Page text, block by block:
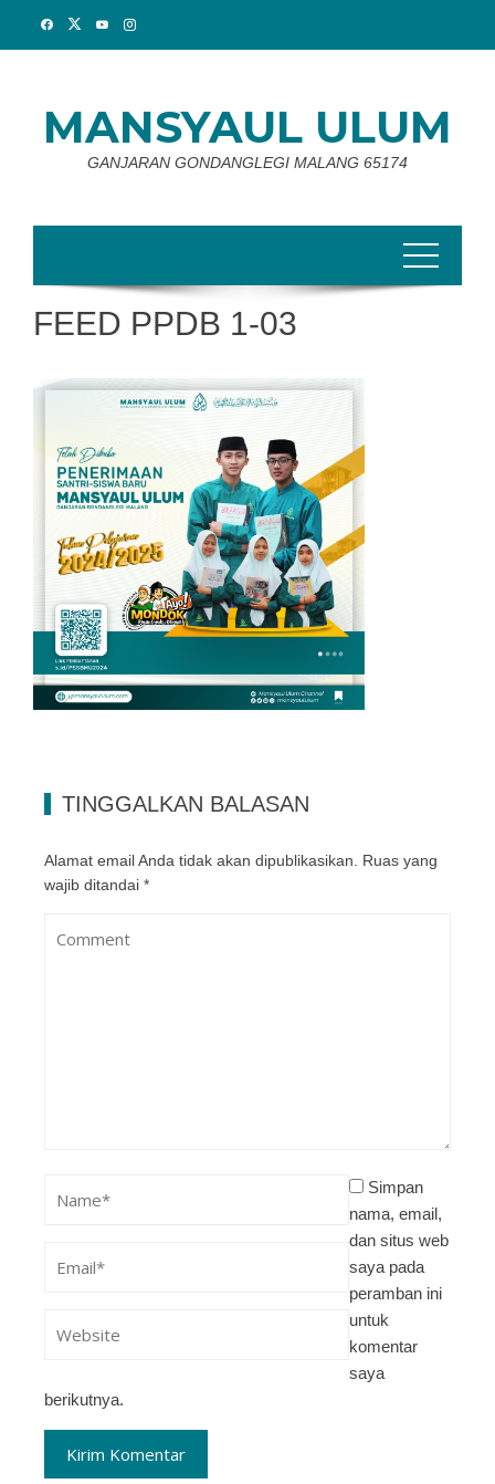
MANSYAUL ULUM
GANJARAN GONDANGLEGI MALANG 65174
FEED PPDB 1-03
TINGGALKAN BALASAN
Alamat email Anda tidak akan dipublikasikan. Ruas yang
wajib ditandai *
Simpan
nama, email,
dan situs web
saya pada
peramban ini
untuk
komentar
saya
berikutnya.